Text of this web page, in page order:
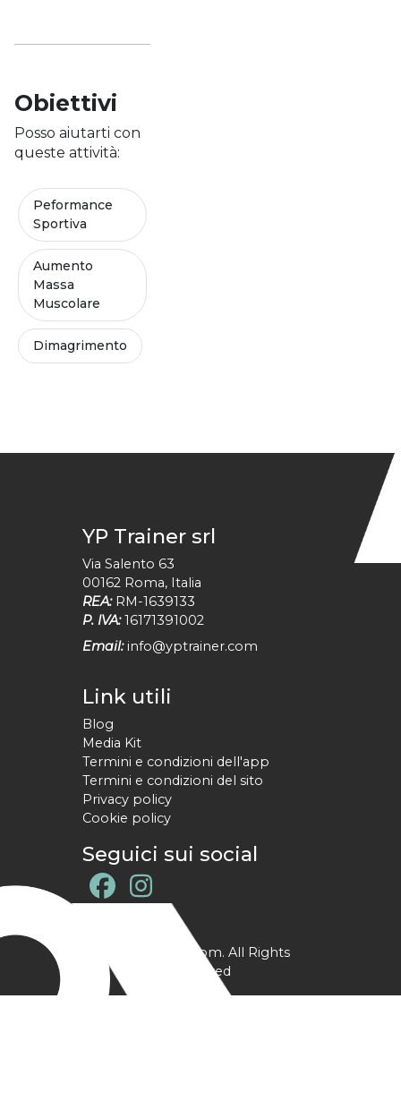
Obiettivi
Posso aiutarti con
queste attività:
Peformance
Sportiva
Aumento
Massa
Muscolare
Dimagrimento
YP Trainer srl
Via Salento 63
00162 Roma, Italia
REA: RM-1639133
P. IVA: 16171391002
Email: info@yptrainer.com
Link utili
Blog
Media Kit
Termini e condizioni dell'app
Termini e condizioni del sito
Privacy policy
Cookie policy
Seguici sui social
@ YPtrainer.com. All Rights
Reserved